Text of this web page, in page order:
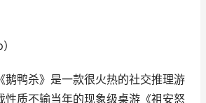
鹅鸭杀》是一款很火热的社交推理游
性质不输当年的现象级桌游《祖安怒